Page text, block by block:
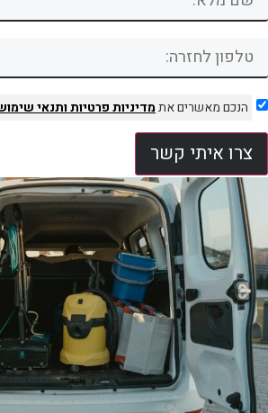
הנכם מאשרים אתמדיניות פרטיותותנאי שימוש
צרו איתי קשר